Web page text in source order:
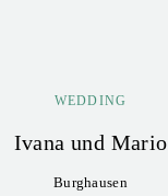
WEDDING
Ivana und Mario
Burghausen